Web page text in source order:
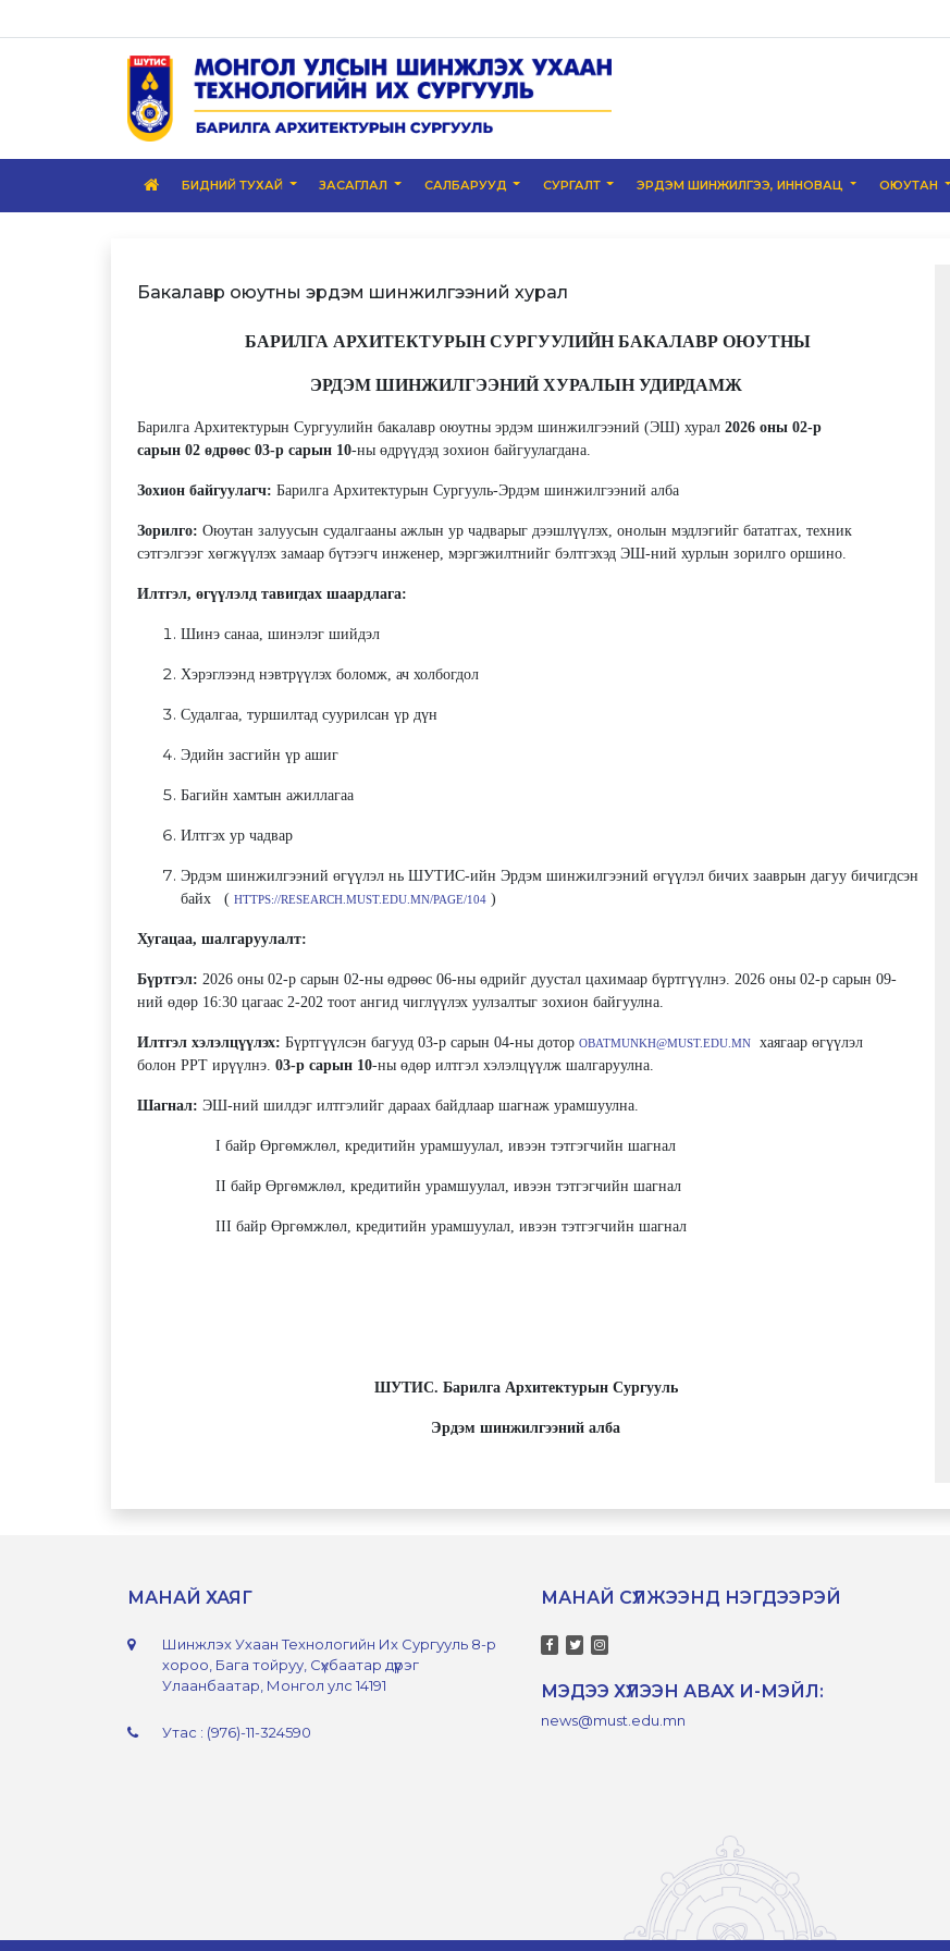
БИДНИЙ ТУХАЙ ЗАСАГЛАЛ САЛБАРУУД СУРГАЛТ ЭРДЭМ ШИНЖИЛГЭЭ, ИННОВАЦ ОЮУТАН
Бакалавр оюутны эрдэм шинжилгээний хурал
БАРИЛГА АРХИТЕКТУРЫН СУРГУУЛИЙН БАКАЛАВР ОЮУТНЫ
ЭРДЭМ ШИНЖИЛГЭЭНИЙ ХУРАЛЫН УДИРДАМЖ
Барилга Архитектурын Сургуулийн бакалавр оюутны эрдэм шинжилгээний (ЭШ) хурал 2026 оны 02-р
сарын 02 өдрөөс 03-р сарын 10-ны өдрүүдэд зохион байгуулагдана.
Зохион байгуулагч: Барилга Архитектурын Сургууль-Эрдэм шинжилгээний алба
Зорилго: Оюутан залуусын судалгааны ажлын ур чадварыг дээшлүүлэх, онолын мэдлэгийг бататгах, техник
сэтгэлгээг хөгжүүлэх замаар бүтээгч инженер, мэргэжилтнийг бэлтгэхэд ЭШ-ний хурлын зорилго оршино.
Илтгэл, өгүүлэлд тавигдах шаардлага:
Шинэ санаа, шинэлэг шийдэл
Хэрэглээнд нэвтрүүлэх боломж, ач холбогдол
Судалгаа, туршилтад суурилсан үр дүн
Эдийн засгийн үр ашиг
Багийн хамтын ажиллагаа
Илтгэх ур чадвар
Эрдэм шинжилгээний өгүүлэл нь ШУТИС-ийн Эрдэм шинжилгээний өгүүлэл бичих зааврын дагуу бичигдсэн
байх ( HTTPS://RESEARCH.MUST.EDU.MN/PAGE/104 )
Хугацаа, шалгаруулалт:
Бүртгэл: 2026 оны 02-р сарын 02-ны өдрөөс 06-ны өдрийг дуустал цахимаар бүртгүүлнэ. 2026 оны 02-р сарын 09-
ний өдөр 16:30 цагаас 2-202 тоот ангид чиглүүлэх уулзалтыг зохион байгуулна.
Илтгэл хэлэлцүүлэх: Бүртгүүлсэн багууд 03-р сарын 04-ны дотор OBATMUNKH@MUST.EDU.MN
хаягаар өгүүлэл
болон PPT ирүүлнэ. 03-р сарын 10-ны өдөр илтгэл хэлэлцүүлж шалгаруулна.
Шагнал: ЭШ-ний шилдэг илтгэлийг дараах байдлаар шагнаж урамшуулна.
I байр Өргөмжлөл, кредитийн урамшуулал, ивээн тэтгэгчийн шагнал
II байр Өргөмжлөл, кредитийн урамшуулал, ивээн тэтгэгчийн шагнал
III байр Өргөмжлөл, кредитийн урамшуулал, ивээн тэтгэгчийн шагнал
ШУТИС. Барилга Архитектурын Сургууль
Эрдэм шинжилгээний алба
МАНАЙ ХАЯГ
Шинжлэх Ухаан Технологийн Их Сургууль 8-р
хороо, Бага тойруу, Сүхбаатар дүүрэг
Улаанбаатар, Монгол улс 14191
Утас : (976)-11-324590
МАНАЙ СҮЛЖЭЭНД НЭГДЭЭРЭЙ
МЭДЭЭ ХҮЛЭЭН АВАХ И-МЭЙЛ:
news@must.edu.mn